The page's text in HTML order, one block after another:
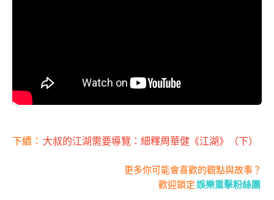
下續： 大叔的江湖需要導覽：細釋周華健《江湖》（下）
更多你可能會喜歡的觀點與故事？
歡迎鎖定娛樂重擊粉絲團